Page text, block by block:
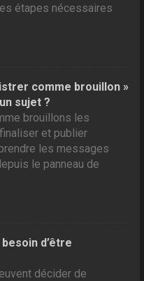
étapes nécessaires
comme brouillon »
sujet ?
brouillons les
et publier
les messages
le panneau de
d’être
décider de